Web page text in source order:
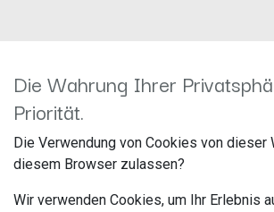
Gladen M165 Slim
Hersteller: Gladen
Artikelnummer: M165 Slim
Die Wahrung Ihrer
Priorität.
Die Verwendung von Cookies von dieser
diesem Browser zulassen?
Wir verwenden Cookies, um Ihr Erlebnis